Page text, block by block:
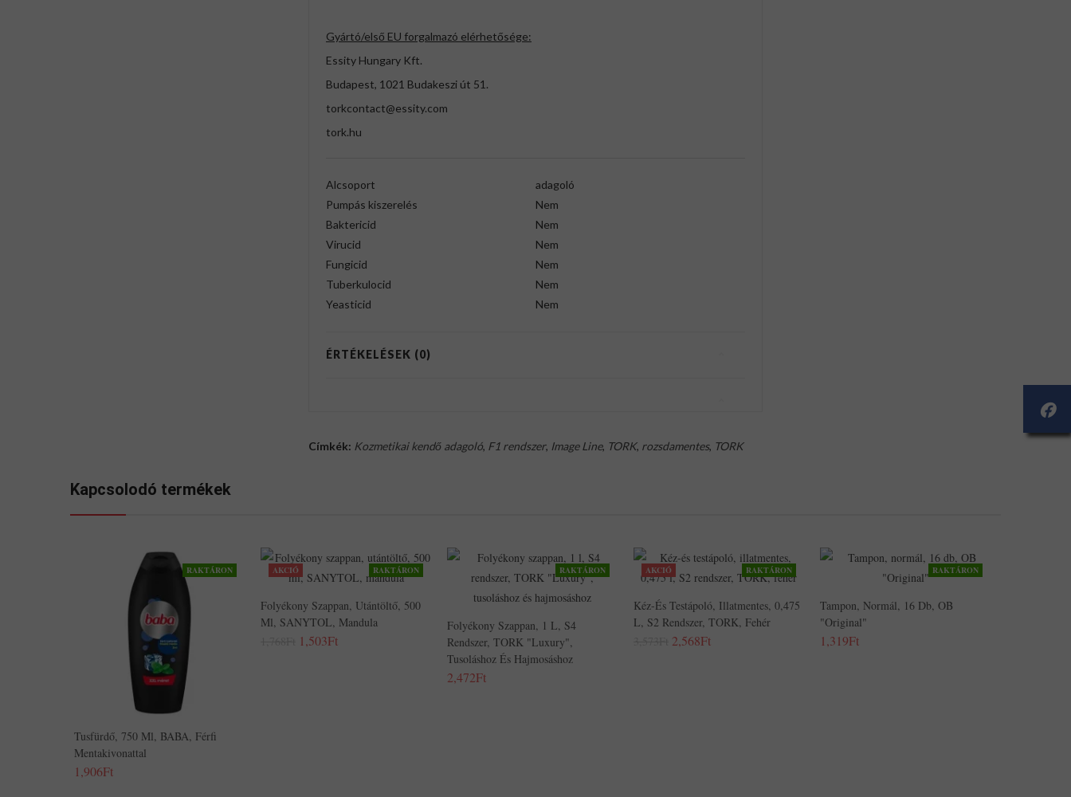
Gyártó/első EU forgalmazó elérhetősége:
Essity Hungary Kft.
Budapest, 1021 Budakeszi út 51.
torkcontact@essity.com
tork.hu
Alcsoport
adagoló
Pumpás kiszerelés
Nem
Baktericid
Nem
Virucid
Nem
Fungicid
Nem
Tuberkulocid
Nem
Yeasticid
Nem
ÉRTÉKELÉSEK (0)
Címkék: Kozmetikai kendő adagoló, F1 rendszer, Image Line, TORK, rozsdamentes, TORK
Kapcsolodó termékek
RAKTÁRON
Tusfürdő, 750 Ml, BABA, Férfi
Mentakivonattal
1,906Ft
AKCIÓ RAKTÁRON
Folyékony Szappan, Utántöltő, 500
Ml, SANYTOL, Mandula
1,503Ft
RAKTÁRON
Folyékony Szappan, 1 L, S4
Rendszer, TORK "Luxury",
Tusoláshoz És Hajmosáshoz
2,472Ft
AKCIÓ RAKTÁRON
Kéz-És Testápoló, Illatmentes, 0,475
L, S2 Rendszer, TORK, Fehér
2,568Ft
RAKTÁRON
Tampon, Normál, 16 Db, OB
"Original"
1,319Ft